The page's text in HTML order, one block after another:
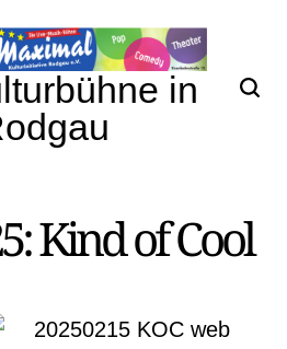
to
content
in
Kind of Cool